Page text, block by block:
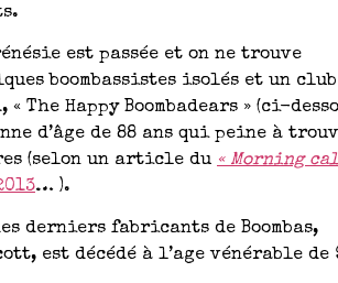
est passée et on ne trouve
boombassistes isolés et un club
The Happy Boombadears » (ci-
d’âge de 88 ans qui peine à
(selon un article du « Morning
… ).
derniers fabricants de Boombas,
est décédé à l’age vénérable de